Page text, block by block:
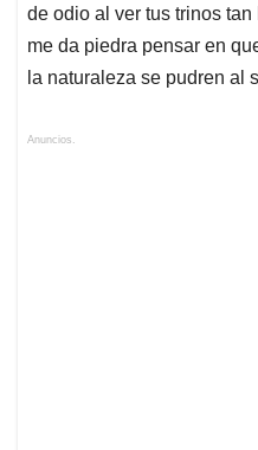
de odio al ver tus trinos
me da piedra pensar en
la naturaleza se pudren al
Anuncios.